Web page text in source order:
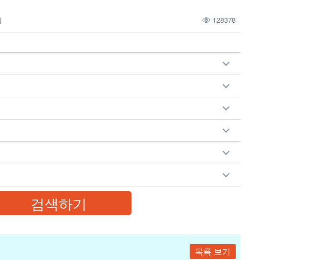
128378
목록 보기